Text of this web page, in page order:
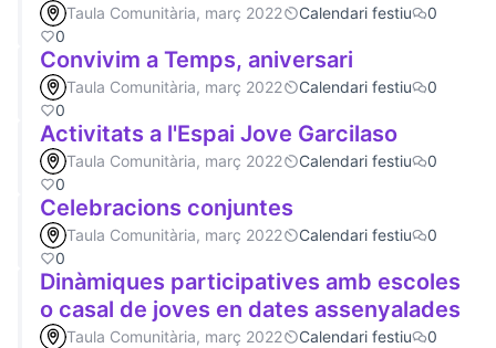
Taula Comunitària, març 2022 Calendari festiu
0
0
Convivim a Temps, aniversari
Taula Comunitària, març 2022 Calendari festiu
0
0
Activitats a l'Espai Jove Garcilaso
Taula Comunitària, març 2022 Calendari festiu
0
0
Celebracions conjuntes
Taula Comunitària, març 2022 Calendari festiu
0
0
Dinàmiques participatives amb escoles
o casal de joves en dates assenyalades
Taula Comunitària, març 2022 Calendari festiu
0